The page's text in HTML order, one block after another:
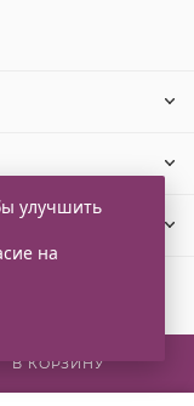
В КОРЗИНУ
улучшить
на